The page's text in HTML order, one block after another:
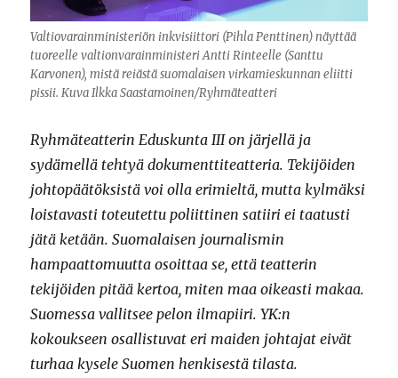
Valtiovarainministeriön inkvisiittori (Pihla Penttinen) näyttää
tuoreelle valtionvarainministeri Antti Rinteelle (Santtu
Karvonen), mistä reiästä suomalaisen virkamieskunnan eliitti
pissii. Kuva Ilkka Saastamoinen/Ryhmäteatteri
Ryhmäteatterin Eduskunta III on järjellä ja
sydämellä tehtyä dokumenttiteatteria. Tekijöiden
johtopäätöksistä voi olla erimieltä, mutta kylmäksi
loistavasti toteutettu poliittinen satiiri ei taatusti
jätä ketään. Suomalaisen journalismin
hampaattomuutta osoittaa se, että teatterin
tekijöiden pitää kertoa, miten maa oikeasti makaa.
Suomessa vallitsee pelon ilmapiiri. YK:n
kokoukseen osallistuvat eri maiden johtajat eivät
turhaa kysele Suomen henkisestä tilasta.